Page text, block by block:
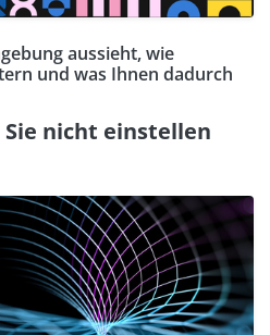
aussieht, wie
und was Ihnen dadurch
nicht einstellen